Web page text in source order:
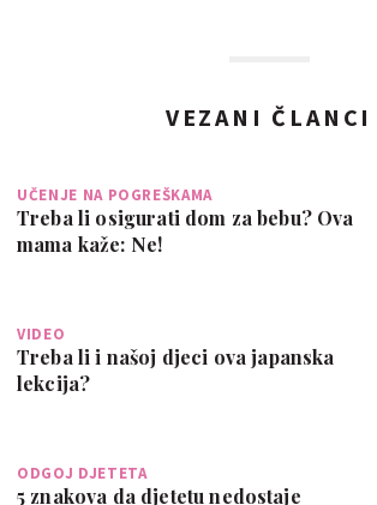
VEZANI ČLANCI
UČENJE NA POGREŠKAMA
Treba li osigurati dom za bebu? Ova
mama kaže: Ne!
VIDEO
Treba li i našoj djeci ova japanska
lekcija?
ODGOJ DJETETA
5 znakova da djetetu nedostaje